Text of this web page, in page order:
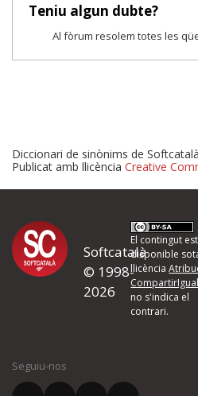
Teniu algun dubte?
Al fòrum resolem totes les
Proposeu-
d'errors
Si heu trobat un error o voleu
quina és la millora que proposeu
Diccionari de sinònims de
Publicat amb llicència Creative
Softcatalà
© 1998-
2026
El contingut
disponible
llicència
no s'indica el
contrari.
Seguiu-nos